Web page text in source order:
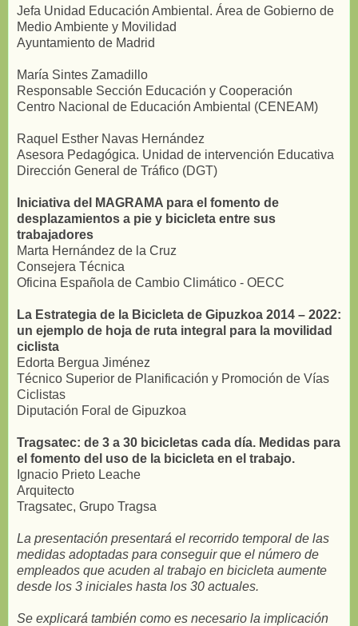
Jefa Unidad Educación Ambiental. Área de Gobierno de
Medio Ambiente y Movilidad
Ayuntamiento de Madrid
María Sintes Zamadillo
Responsable Sección Educación y Cooperación
Centro Nacional de Educación Ambiental (CENEAM)
Raquel Esther Navas Hernández
Asesora Pedagógica. Unidad de intervención Educativa
Dirección General de Tráfico (DGT)
Iniciativa del MAGRAMA para el fomento de
desplazamientos a pie y bicicleta entre sus
trabajadores
Marta Hernández de la Cruz
Consejera Técnica
Oficina Española de Cambio Climático - OECC
La Estrategia de la Bicicleta de Gipuzkoa 2014 – 2022:
un ejemplo de hoja de ruta integral para la movilidad
ciclista
Edorta Bergua Jiménez
Técnico Superior de Planificación y Promoción de Vías
Ciclistas
Diputación Foral de Gipuzkoa
Tragsatec: de 3 a 30 bicicletas cada día. Medidas para
el fomento del uso de la bicicleta en el trabajo.
Ignacio Prieto Leache
Arquitecto
Tragsatec, Grupo Tragsa
La presentación presentará el recorrido temporal de las
medidas adoptadas para conseguir que el número de
empleados que acuden al trabajo en bicicleta aumente
desde los 3 iniciales hasta los 30 actuales.
Se explicará también como es necesario la implicación